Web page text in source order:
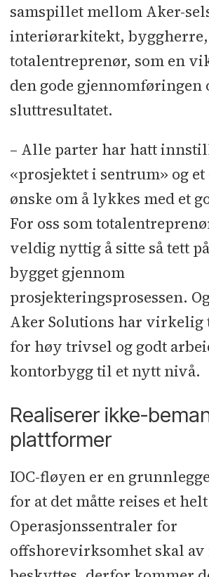
samspillet mellom Aker-
interiørarkitekt,
totalentreprenør, som en
den gode gjennomføringen
sluttresultatet.
– Alle parter har hatt
«prosjektet i sentrum» og
ønske om å lykkes med et
For oss som
veldig nyttig å sitte så tett
bygget gjennom
prosjekteringsprosessen.
Aker Solutions har virkelig
for høy trivsel og godt
kontorbygg til et nytt nivå.
Realiserer ikke-
plattformer
IOC-fløyen er en
for at det måtte reises et
Operasjonssentraler for
offshorevirksomhet skal